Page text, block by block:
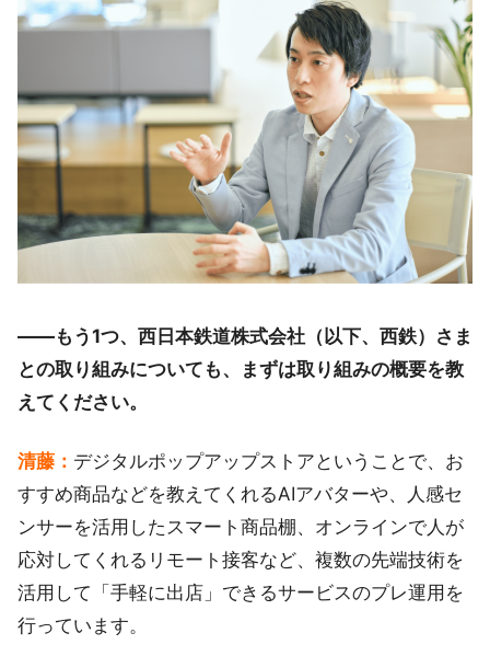
――もう1つ、西日本鉄道株式会社（以下、西鉄）さま
との取り組みについても、まずは取り組みの概要を教
えてください。
清藤： デジタルポップアップストアということで、お
すすめ商品などを教えてくれるAIアバターや、人感セ
ンサーを活用したスマート商品棚、オンラインで人が
応対してくれるリモート接客など、複数の先端技術を
活用して「手軽に出店」できるサービスのプレ運用を
行っています。